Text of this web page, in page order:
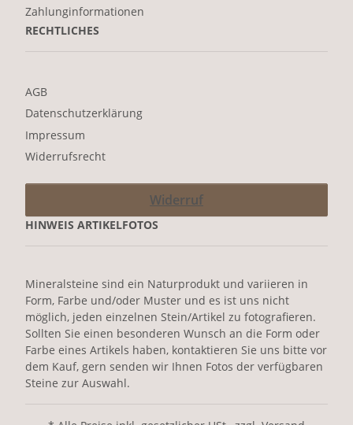
Zahlunginformationen
RECHTLICHES
AGB
Datenschutzerklärung
Impressum
Widerrufsrecht
Widerruf
HINWEIS ARTIKELFOTOS
Mineralsteine sind ein Naturprodukt und variieren in
Form, Farbe und/oder Muster und es ist uns nicht
möglich, jeden einzelnen Stein/Artikel zu fotografieren.
Sollten Sie einen besonderen Wunsch an die Form oder
Farbe eines Artikels haben, kontaktieren Sie uns bitte vor
dem Kauf, gern senden wir Ihnen Fotos der verfügbaren
Steine zur Auswahl.